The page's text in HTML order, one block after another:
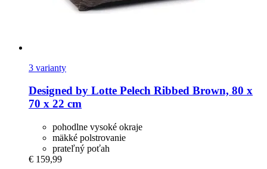
3 varianty
Designed by Lotte Pelech Ribbed Brown, 80 x
70 x 22 cm
pohodlne vysoké okraje
mäkké polstrovanie
prateľný poťah
€ 159,99